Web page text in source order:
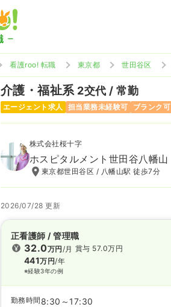
看護roo! 転職 東京都 世田谷区
介護・福祉系 2交代 / 常勤
エージェント求人 担当業務未経験可 ブランク可
株式会社桜十字
ホスピタルメント世田谷八幡山
東京都世田谷区 / 八幡山駅 徒歩7分
2026/07/28 更新
正看護師 / 管理職
32.0万円/月
441万円/年
※経験3年の例
賞与 57.0万円
勤務時間 8:30～17:30